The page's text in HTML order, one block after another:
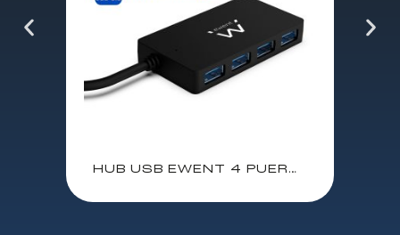
HUB USB EWENT 4 PUERTOS / USB 3.2 / CABLE 15 CM / EW1136